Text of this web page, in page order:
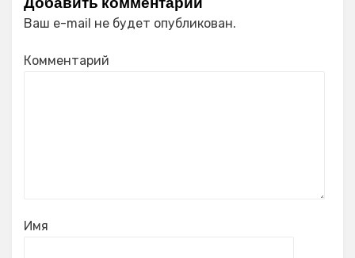
Ваш e-mail не будет опубликован.
Комментарий
Имя